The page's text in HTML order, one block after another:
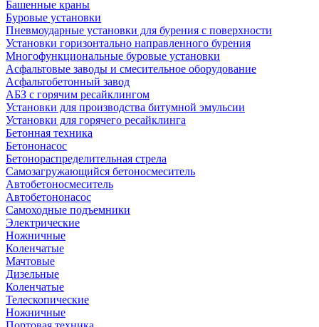
Башенные краны
Буровые установки
Пневмоударные установки для бурения с поверхности
Установки горизонтально направленного бурения
Многофункциональные буровые установки
Асфальтовые заводы и смесительное оборудование
Асфальтобетонный завод
АБЗ с горячим ресайклингом
Установки для производства битумной эмульсии
Установки для горячего ресайклинга
Бетонная техника
Бетононасос
Бетонораспределительная стрела
Самозагружающийся бетоносмеситель
Автобетоносмеситель
Автобетононасос
Самоходные подъемники
Электрические
Ножничные
Коленчатые
Мачтовые
Дизельные
Коленчатые
Телескопические
Ножничные